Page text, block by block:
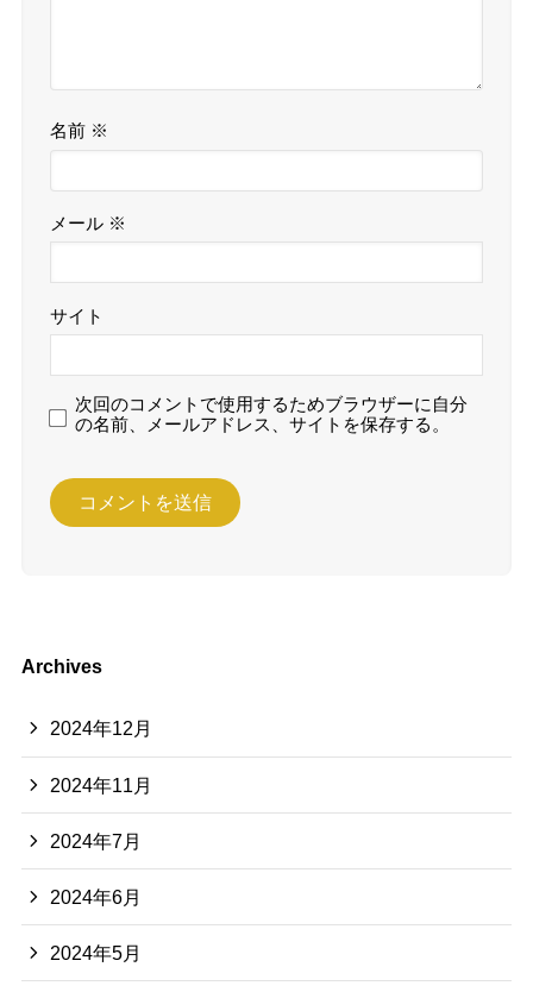
名前 ※
メール ※
サイト
次回のコメントで使用するためブラウザーに自分
の名前、メールアドレス、サイトを保存する。
Archives
2024年12月
2024年11月
2024年7月
2024年6月
2024年5月